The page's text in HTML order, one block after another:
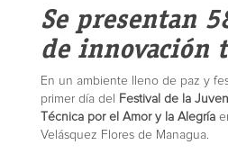
Se presentan
de innovación
En un ambiente lleno de paz y
primer día del
Festival de la
Técnica por el Amor y la Alegría
Velásquez Flores de Managua.